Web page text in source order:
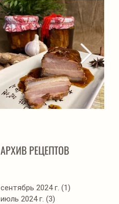
соусе
АРХИВ РЕЦЕПТОВ
сентябрь 2024 г. (1)
июль 2024 г. (3)